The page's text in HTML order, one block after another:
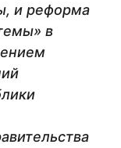
и реформа
в